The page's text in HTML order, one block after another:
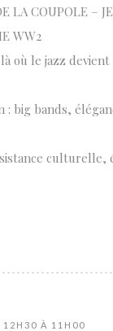
LA COUPOLE –
WW2
où le jazz
: big bands,
À 11H00